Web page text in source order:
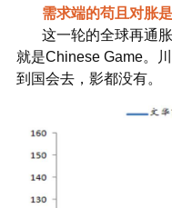
需求端的苟且对胀
这一轮的全球再通
就是Chinese Game。
到国会去，影都没有。